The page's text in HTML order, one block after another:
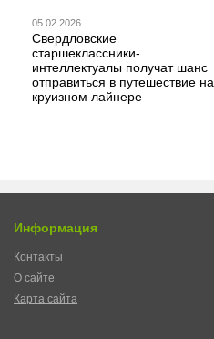
05.02.2026
Свердловские
старшеклассники-
интеллектуалы получат шанс
отправиться в путешествие на
круизном лайнере
Информация
Контакты
О сайте
Карта сайта